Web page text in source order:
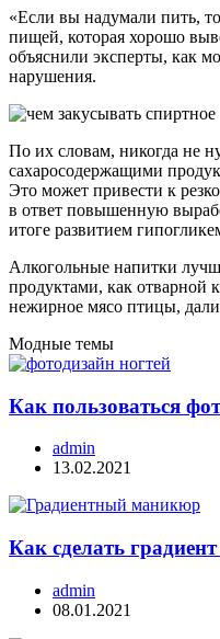
«Если вы надумали пить, то
пищей, которая хорошо
объяснили эксперты, как
нарушения.
По их словам, никогда не
сахаросодержащими
Это может привести к
в ответ повышенную
итоге развитием
Алкогольные напитки
продуктами, как отварной
нежирное мясо птицы,
Модные темы
Как пользоваться
admin
13.02.2021
Как сделать
admin
08.01.2021